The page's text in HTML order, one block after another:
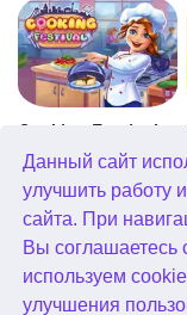
Данный сайт
улучшить работу
сайта. При
Вы соглашаетесь
используем
улучшения
накрывать сто,
шампанским. Вторя
вам скучать!
Cooking Festival
Boom Town